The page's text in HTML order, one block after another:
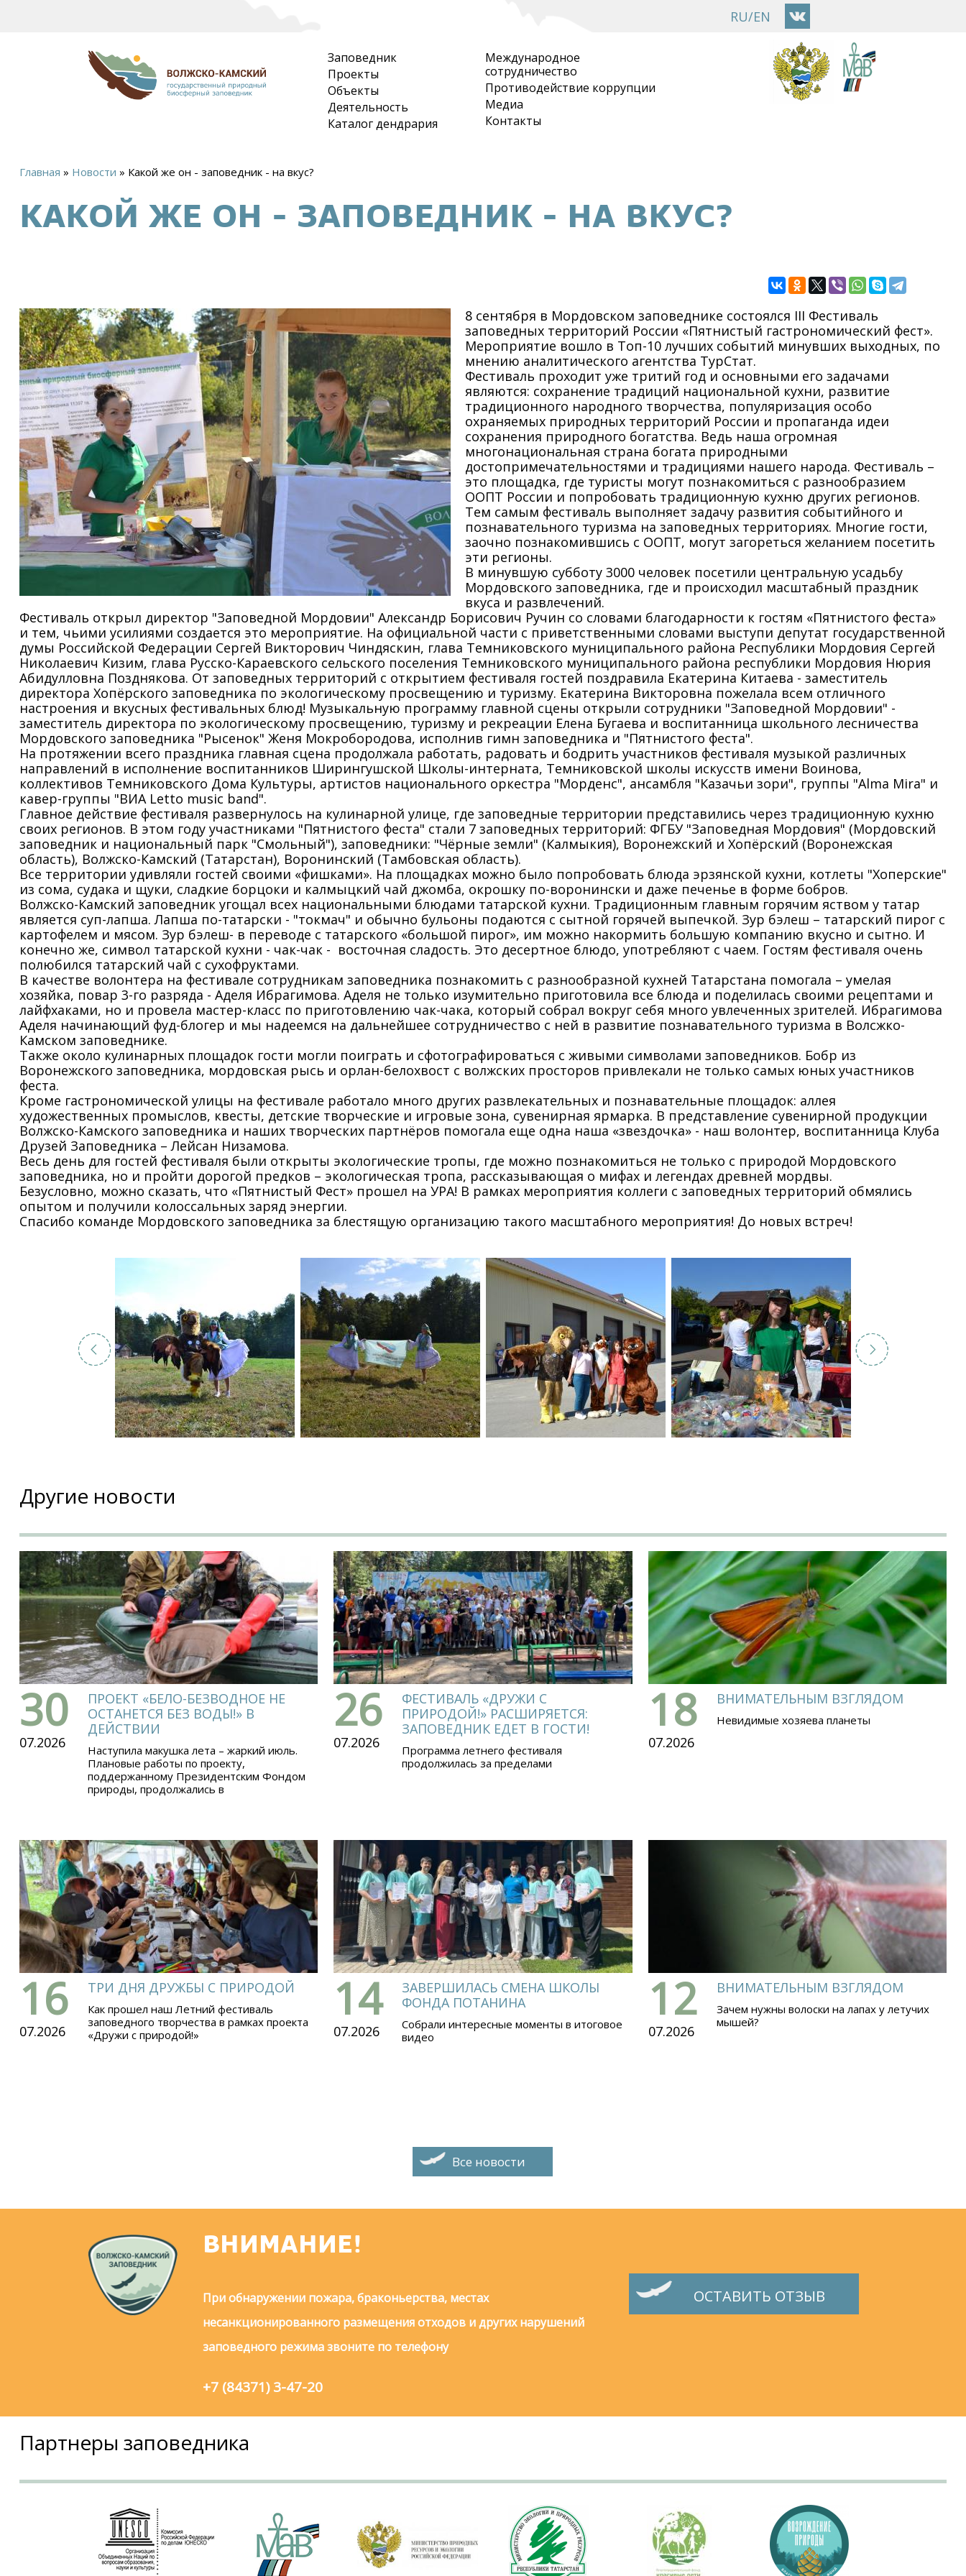
RU/EN
Заповедник
Проекты
Объекты
Деятельность
Каталог дендрария
Международное
сотрудничество
Противодействие коррупции
Медиа
Контакты
здесь
Главная » Новости » Какой же он - заповедник - на вкус?
КАКОЙ ЖЕ ОН - ЗАПОВЕДНИК - НА ВКУС?
8 сентября в Мордовском заповеднике состоялся III Фестиваль
заповедных территорий России «Пятнистый гастрономический фест».
Мероприятие вошло в Топ-10 лучших событий минувших выходных, по
мнению аналитического агентства ТурСтат.
Фестиваль проходит уже тритий год и основными его задачами
являются: сохранение традиций национальной кухни, развитие
традиционного народного творчества, популяризация особо
охраняемых природных территорий России и пропаганда идеи
сохранения природного богатства. Ведь наша огромная
многонациональная страна богата природными
достопримечательностями и традициями нашего народа. Фестиваль –
это площадка, где туристы могут познакомиться с разнообразием
ООПТ России и попробовать традиционную кухню других регионов.
Тем самым фестиваль выполняет задачу развития событийного и
познавательного туризма на заповедных территориях. Многие гости,
заочно познакомившись с ООПТ, могут загореться желанием посетить
эти регионы.
В минувшую субботу 3000 человек посетили центральную усадьбу
Мордовского заповедника, где и происходил масштабный праздник
вкуса и развлечений.
Фестиваль открыл директор "Заповедной Мордовии" Александр Борисович Ручин со словами благодарности к гостям «Пятнистого феста»
и тем, чьими усилиями создается это мероприятие. На официальной части с приветственными словами выступи депутат государственной
думы Российской Федерации Сергей Викторович Чиндяскин, глава Темниковского муниципального района Республики Мордовия Сергей
Николаевич Кизим, глава Русско-Караевского сельского поселения Темниковского муниципального района республики Мордовия Нюрия
Абидулловна Позднякова. От заповедных территорий с открытием фестиваля гостей поздравила Екатерина Китаева - заместитель
директора Хопёрского заповедника по экологическому просвещению и туризму. Екатерина Викторовна пожелала всем отличного
настроения и вкусных фестивальных блюд! Музыкальную программу главной сцены открыли сотрудники "Заповедной Мордовии" -
заместитель директора по экологическому просвещению, туризму и рекреации Елена Бугаева и воспитанница школьного лесничества
Мордовского заповедника "Рысенок" Женя Мокробородова, исполнив гимн заповедника и "Пятнистого феста".
На протяжении всего праздника главная сцена продолжала работать, радовать и бодрить участников фестиваля музыкой различных
направлений в исполнение воспитанников Ширингушской Школы-интерната, Темниковской школы искусств имени Воинова,
коллективов Темниковского Дома Культуры, артистов национального оркестра "Морденс", ансамбля "Казачьи зори", группы "Alma Mira" и
кавер-группы "ВИА Letto music band".
Главное действие фестиваля развернулось на кулинарной улице, где заповедные территории представились через традиционную кухню
своих регионов. В этом году участниками "Пятнистого феста" стали 7 заповедных территорий: ФГБУ "Заповедная Мордовия" (Мордовский
заповедник и национальный парк "Смольный"), заповедники: "Чёрные земли" (Калмыкия), Воронежский и Хопёрский (Воронежская
область), Волжско-Камский (Татарстан), Воронинский (Тамбовская область).
Все территории удивляли гостей своими «фишками». На площадках можно было попробовать блюда эрзянской кухни, котлеты "Хоперские"
из сома, судака и щуки, сладкие борцоки и калмыцкий чай джомба, окрошку по-воронински и даже печенье в форме бобров.
Волжско-Камский заповедник угощал всех национальными блюдами татарской кухни. Традиционным главным горячим яством у татар
является суп-лапша. Лапша по-татарски - "токмач" и обычно бульоны подаются с сытной горячей выпечкой. Зур бэлеш – татарский пирог с
картофелем и мясом. Зур бэлеш- в переводе с татарского «большой пирог», им можно накормить большую компанию вкусно и сытно. И
конечно же, символ татарской кухни - чак-чак - восточная сладость. Это десертное блюдо, употребляют с чаем. Гостям фестиваля очень
полюбился татарский чай с сухофруктами.
В качестве волонтера на фестивале сотрудникам заповедника познакомить с разнообразной кухней Татарстана помогала – умелая
хозяйка, повар 3-го разряда - Аделя Ибрагимова. Аделя не только изумительно приготовила все блюда и поделилась своими рецептами и
лайфхаками, но и провела мастер-класс по приготовлению чак-чака, который собрал вокруг себя много увлеченных зрителей. Ибрагимова
Аделя начинающий фуд-блогер и мы надеемся на дальнейшее сотрудничество с ней в развитие познавательного туризма в Волсжко-
Камском заповеднике.
Также около кулинарных площадок гости могли поиграть и сфотографироваться с живыми символами заповедников. Бобр из
Воронежского заповедника, мордовская рысь и орлан-белохвост с волжских просторов привлекали не только самых юных участников
феста.
Кроме гастрономической улицы на фестивале работало много других развлекательных и познавательные площадок: аллея
художественных промыслов, квесты, детские творческие и игровые зона, сувенирная ярмарка. В представление сувенирной продукции
Волжско-Камского заповедника и наших творческих партнёров помогала еще одна наша «звездочка» - наш волонтер, воспитанница Клуба
Друзей Заповедника – Лейсан Низамова.
Весь день для гостей фестиваля были открыты экологические тропы, где можно познакомиться не только с природой Мордовского
заповедника, но и пройти дорогой предков – экологическая тропа, рассказывающая о мифах и легендах древней мордвы.
Безусловно, можно сказать, что «Пятнистый Фест» прошел на УРА! В рамках мероприятия коллеги с заповедных территорий обмялись
опытом и получили колоссальных заряд энергии.
Спасибо команде Мордовского заповедника за блестящую организацию такого масштабного мероприятия! До новых встреч!
Другие новости
30
07.2026
ПРОЕКТ «БЕЛО-БЕЗВОДНОЕ НЕ
ОСТАНЕТСЯ БЕЗ ВОДЫ!» В
ДЕЙСТВИИ
Наступила макушка лета – жаркий июль.
Плановые работы по проекту,
поддержанному Президентским Фондом
природы, продолжались в
26
07.2026
ФЕСТИВАЛЬ «ДРУЖИ С
ПРИРОДОЙ!» РАСШИРЯЕТСЯ:
ЗАПОВЕДНИК ЕДЕТ В ГОСТИ!
Программа летнего фестиваля
продолжилась за пределами
18
07.2026
ВНИМАТЕЛЬНЫМ ВЗГЛЯДОМ
Невидимые хозяева планеты
16
07.2026
ТРИ ДНЯ ДРУЖБЫ С ПРИРОДОЙ
Как прошел наш Летний фестиваль
заповедного творчества в рамках проекта
«Дружи с природой!»
14
07.2026
ЗАВЕРШИЛАСЬ СМЕНА ШКОЛЫ
ФОНДА ПОТАНИНА
Собрали интересные моменты в итоговое
видео
12
07.2026
ВНИМАТЕЛЬНЫМ ВЗГЛЯДОМ
Зачем нужны волоски на лапах у летучих
мышей?
Все новости
ВНИМАНИЕ!
При обнаружении пожара, браконьерства, местах
несанкционированного размещения отходов и других нарушений
заповедного режима звоните по телефону
+7 (84371) 3-47-20
ОСТАВИТЬ ОТЗЫВ
Партнеры заповедника